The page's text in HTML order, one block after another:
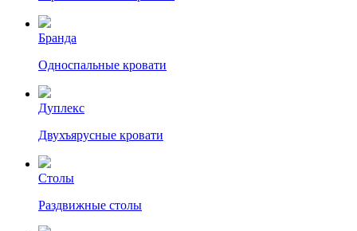
Бранда
Односпальные кровати
Дуплекс
Двухъярусные кровати
Столы
Раздвижные столы